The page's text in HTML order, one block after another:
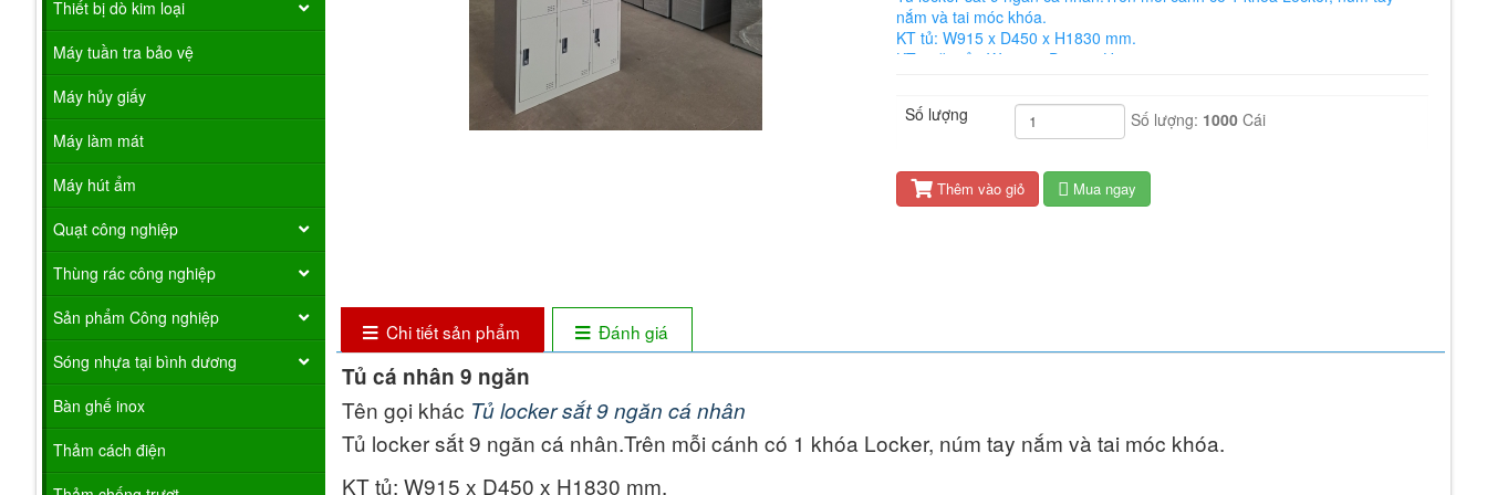
nắm và tai móc khóa.
KT tủ: W915 x D450 x H1830 mm.
KT ngăn tủ : W 300 x D450 x H563 mm
Số lượng Số lượng: 1000 Cái
Thêm vào giỏ Mua ngay
Chi tiết sản phẩm Đánh giá
Tủ cá nhân 9 ngăn
Tên gọi khác Tủ locker sắt 9 ngăn cá nhân
Tủ locker sắt 9 ngăn cá nhân.Trên mỗi cánh có 1 khóa Locker, núm tay nắm và tai móc khóa.
KT tủ: W915 x D450 x H1830 mm.
Thiết bị dò kim loại
Máy tuần tra bảo vệ
Máy hủy giấy
Máy làm mát
Máy hút ẩm
Quạt công nghiệp
Thùng rác công nghiệp
Sản phẩm Công nghiệp
Sóng nhựa tại bình dương
Bàn ghế inox
Thảm cách điện